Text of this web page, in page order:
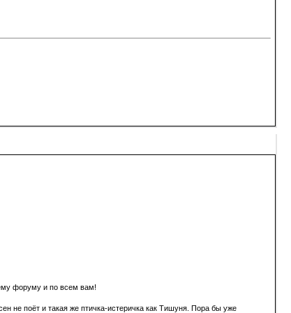
форуму и по всем вам!
не поёт и такая же птичка-истеричка как Тишуня. Пора бы уже